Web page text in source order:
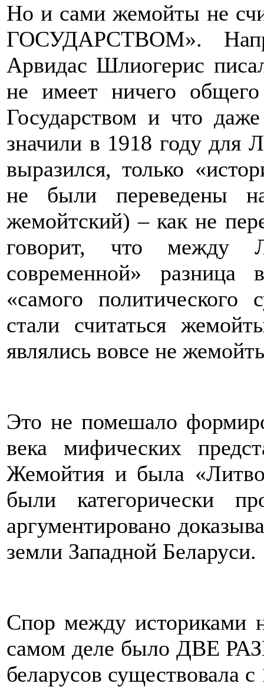
Но и сами жемойты не
ГОСУДАРСТВОМ».
Арвидас Шлиогерис
не имеет ничего
Государством и что
значили в 1918 году для
выразился, только
не были переведены
жемойтский) – как не
говорит, что между
современной»
«самого политического
стали считаться
являлись вовсе не
Это не помешало
века мифических
Жемойтия и была
были категорически
аргументировано
земли Западной Беларуси.
Спор между историками
самом деле было ДВЕ
беларусов существовала